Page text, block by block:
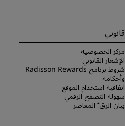
قانوني
مركز الخصوصية
الإشعار القانوني
شروط برنامج Radisson Rewards
وأحكامه
اتفاقية استخدام الموقع
سهولة التصفح الرقمي
بيان الرق ّ المعاصر